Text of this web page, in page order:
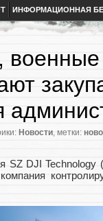
ИНФОРМАЦИОННАЯ
Новости, метки:
SZ DJI